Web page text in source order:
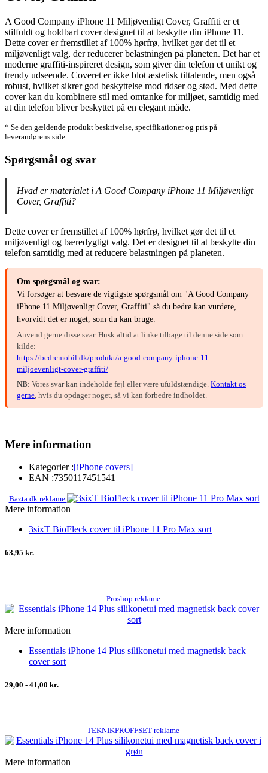
A Good Company iPhone 11 Miljøvenligt Cover, Graffiti er et
stilfuldt og holdbart cover designet til at beskytte din iPhone 11.
Dette cover er fremstillet af 100% hørfrø, hvilket gør det til et
miljøvenligt valg, der reducerer belastningen på planeten. Det har et
moderne graffiti-inspireret design, som giver din telefon et unikt og
trendy udseende. Coveret er ikke blot æstetisk tiltalende, men også
robust, hvilket sikrer god beskyttelse mod ridser og stød. Med dette
cover kan du kombinere stil med omtanke for miljøet, samtidig med
at din telefon bliver beskyttet på en elegant måde.
* Se den gældende produkt beskrivelse, specifikationer og pris på
leverandørens side.
Spørgsmål og svar
Hvad er materialet i A Good Company iPhone 11 Miljøvenligt
Cover, Graffiti?
Dette cover er fremstillet af 100% hørfrø, hvilket gør det til et
miljøvenligt og bæredygtigt valg. Det er designet til at beskytte din
telefon samtidig med at reducere belastningen på planeten.
Om spørgsmål og svar:
Vi forsøger at besvare de vigtigste spørgsmål om "A Good Company
iPhone 11 Miljøvenligt Cover, Graffiti" så du bedre kan vurdere,
hvorvidt det er noget, som du kan bruge.
Anvend gerne disse svar. Husk altid at linke tilbage til denne side som
kilde:
https://bedremobil.dk/produkt/a-good-company-iphone-11-
miljoevenligt-cover-graffiti/
NB: Vores svar kan indeholde fejl eller være ufuldstændige. Kontakt os
gerne , hvis du opdager noget, så vi kan forbedre indholdet.
Mere information
Kategorier :[iPhone covers]
EAN :7350117451541
Bazta.dk reklame
Mere information
3sixT BioFleck cover til iPhone 11 Pro Max sort
63,95 kr.
Proshop reklame
Mere information
Essentials iPhone 14 Plus silikonetui med magnetisk back
cover sort
29,00 - 41,00 kr.
TEKNIKPROFFSET reklame
Mere information